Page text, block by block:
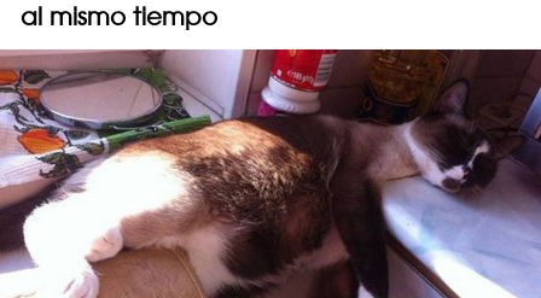
al mismo tiempo